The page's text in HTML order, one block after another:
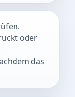
oder
das